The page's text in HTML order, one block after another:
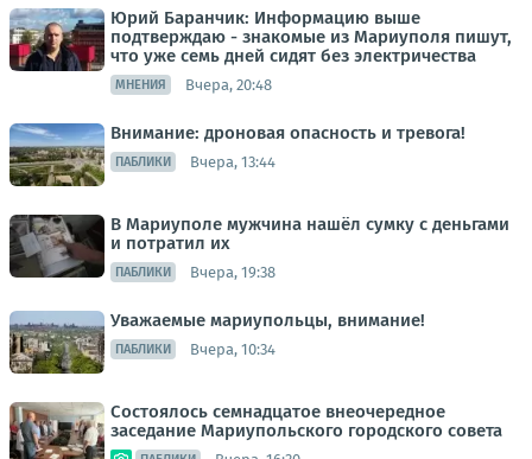
Юрий Баранчик: Информацию выше
подтверждаю - знакомые из Мариуполя пишут,
что уже семь дней сидят без электричества
МНЕНИЯ Вчера, 20:48
Внимание: дроновая опасность и тревога!
ПАБЛИКИ Вчера, 13:44
В Мариуполе мужчина нашёл сумку с деньгами
и потратил их
ПАБЛИКИ Вчера, 19:38
Уважаемые мариупольцы, внимание!
ПАБЛИКИ Вчера, 10:34
Состоялось семнадцатое внеочередное
заседание Мариупольского городского совета